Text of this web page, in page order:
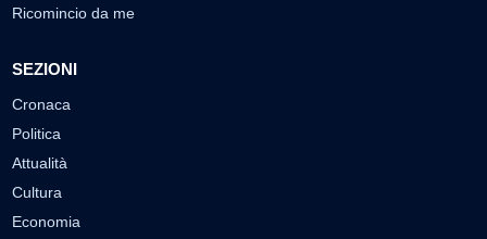
Ricomincio da me
SEZIONI
Cronaca
Politica
Attualità
Cultura
Economia